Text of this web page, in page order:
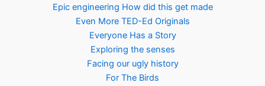
Epic engineering How did this get made
Even More TED-Ed Originals
Everyone Has a Story
Exploring the senses
Facing our ugly history
For The Birds